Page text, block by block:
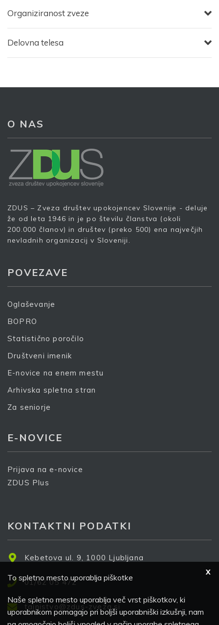
Organiziranost zveze
Delovna telesa
O NAS
ZDUS – Zveza društev upokojencev Slovenije - deluje
že od leta 1946 in je po številu članstva (okoli
200.000 članov) in društev (preko 500) ena največjih
nevladnih organizacij v Sloveniji.
POVEZAVE
Oglaševanje
BOPRO
Statistično poročilo
Društveni imenik
E-novice na enem mestu
Arhivska spletna stran
Za seniorje
E-NOVICE
Prijava na e-novice
ZDUS Plus
KONTAKTNI PODATKI
Kebetova ul. 9, 1000 Ljubljana
01/62 05 472
tajnistvo@zdus-zveza.si
X
To spletno mesto uporablja piškotke
Naše spletno mesto uporablja več vrst piškotkov, ki
uporabnikom pomagajo pri boljši uporabniški izkušnji, nam